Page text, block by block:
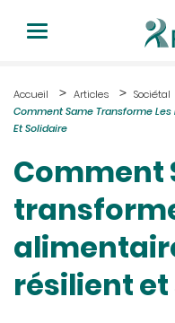
Accueil Articles
Sociétal
Comment Same Transforme
Et Solidaire
Comment
résilient